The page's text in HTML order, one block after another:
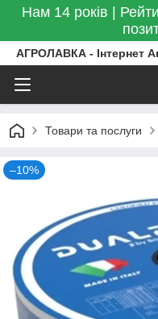
Нам 14 років |
АГРОЛАВКА - Інтернет
Товари та послуги
–10%